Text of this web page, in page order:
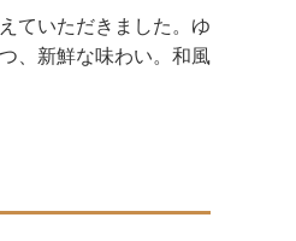
ていただきました。ゆ
、新鮮な味わい。和風